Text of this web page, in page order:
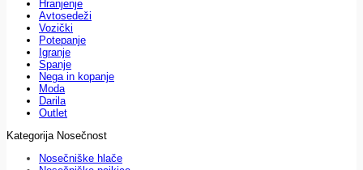
Hranjenje
Avtosedeži
Vozički
Potepanje
Igranje
Spanje
Nega in kopanje
Moda
Darila
Outlet
Kategorija Nosečnost
Nosečniške hlače